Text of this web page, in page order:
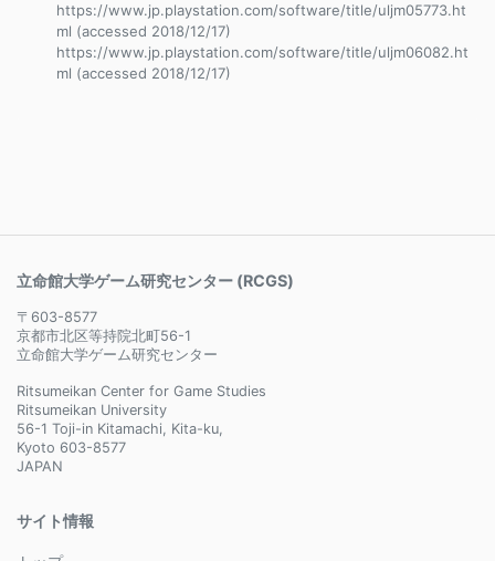
https://www.jp.playstation.com/software/title/uljm05773.ht
ml (accessed 2018/12/17)
https://www.jp.playstation.com/software/title/uljm06082.ht
ml (accessed 2018/12/17)
立命館大学ゲーム研究センター (RCGS)
〒603-8577
京都市北区等持院北町56-1
立命館大学ゲーム研究センター
Ritsumeikan Center for Game Studies
Ritsumeikan University
56-1 Toji-in Kitamachi, Kita-ku,
Kyoto 603-8577
JAPAN
サイト情報